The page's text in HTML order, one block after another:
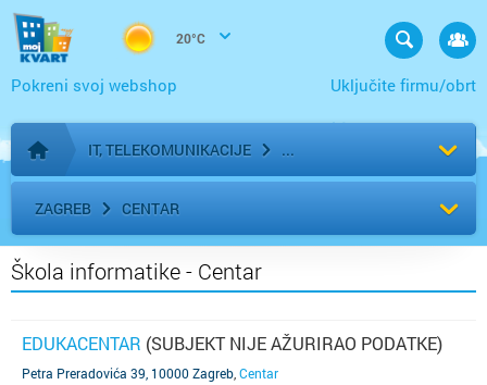
20°C
Uključite firmu/obrt
Pokreni svoj webshop
Početna stranica
IT, TELEKOMUNIKACIJE
ZAGREB CENTAR
Škola informatike - Centar
EDUKACENTAR (SUBJEKT NIJE AŽURIRAO PODATKE)
Petra Preradovića 39, 10000 Zagreb Centar